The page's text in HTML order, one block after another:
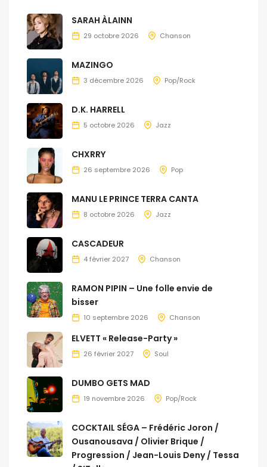
SARAH ÀLAINN
29 octobre 2026 Chanson
MAZINGO
3 décembre 2026 Pop/Rock
D.K. HARRELL
5 octobre 2026 Jazz
CHXRRY
26 septembre 2026 Pop
MANU LE PRINCE TERRA CANTA
8 octobre 2026 Jazz
CASCADEUR
4 février 2027 Chanson
RAMON PIPIN – Une folle envie de
bisser
10 septembre 2026 Chanson
ELVETT « Release-Party »
26 février 2027 Soul
DUMBO GETS MAD
19 novembre 2026 Pop/Rock
COCKTAIL SÉGA – Frédéric Joron /
Ousanousava / Olivier Brique /
Progression / Jean-Louis Deny / Tessa